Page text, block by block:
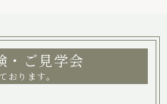
・ご見学会
おります。